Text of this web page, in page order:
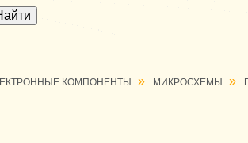
КОМПОНЕНТЫ » МИКРОСХЕМЫ »